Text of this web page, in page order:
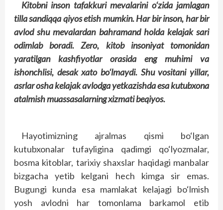
Kitobni inson tafakkuri mevalarini o‘zida jamlagan
tilla sandiqqa qiyos etish mumkin. Har bir inson, har bir
avlod shu mevalardan bahramand holda kelajak sari
odimlab boradi. Zero, kitob insoniyat tomonidan
yaratilgan kashfiyotlar orasida eng muhimi va
ishonchlisi, desak xato bo‘lmaydi. Shu vositani yillar,
asrlar osha kelajak avlodga yetkazishda esa kutubxona
atalmish muassasalarning xizmati beqiyos.
Hayotimizning ajralmas qismi bo‘lgan
kutubxonalar tufayligina qadimgi qo‘lyozmalar,
bosma kitoblar, tarixiy shaxslar haqidagi manbalar
bizgacha yetib kelgani hech kimga sir emas.
Bugungi kunda esa mamlakat kelajagi bo‘lmish
yosh avlodni har tomonlama barkamol etib